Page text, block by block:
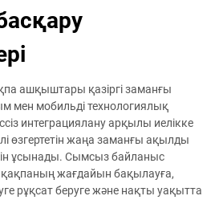
ашқыштары қазіргі заманғы
мен мобильді технологиялық
интеграциялану арқылы иелікке
өзгертетін жаңа заманғы ақылды
ұсынады. Сымсыз байланыс
қақпаның жағдайын бақылауға,
рұқсат беруге және нақты уақытта